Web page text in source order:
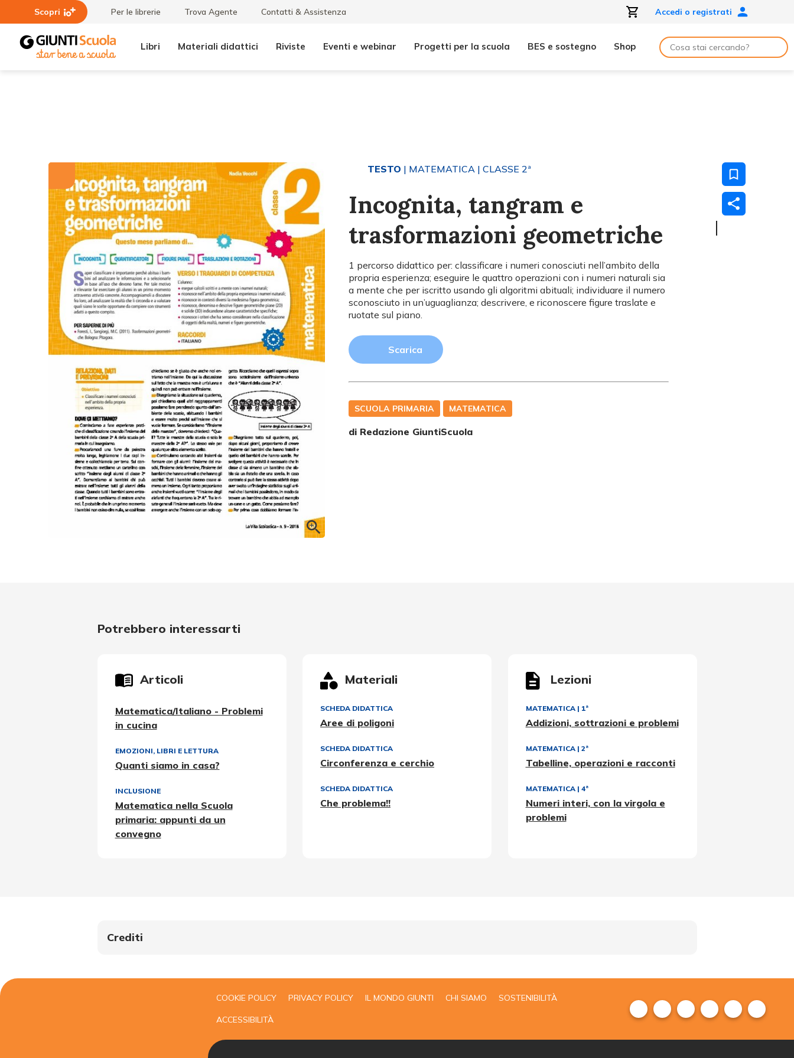
Scopri Per le librerie Trova Agente Contatti & Assistenza Accedi o registrati
Libri Materiali didattici Riviste Eventi e webinar Progetti per la scuola BES e sostegno Shop
TESTO | MATEMATICA | CLASSE 2ª
Incognita, tangram e
trasformazioni geometriche
1 percorso didattico per: classificare i numeri conosciuti nell’ambito della
propria esperienza; eseguire le quattro operazioni con i numeri naturali sia
a mente che per iscritto usando gli algoritmi abituali; individuare il numero
sconosciuto in un’uguaglianza; descrivere, e riconoscere figure traslate e
ruotate sul piano.
Scarica
SCUOLA PRIMARIA MATEMATICA
di Redazione GiuntiScuola
Potrebbero interessarti
Articoli
Matematica/Italiano - Problemi
in cucina
EMOZIONI, LIBRI E LETTURA
Quanti siamo in casa?
INCLUSIONE
Matematica nella Scuola
primaria: appunti da un
convegno
Materiali
SCHEDA DIDATTICA
Aree di poligoni
SCHEDA DIDATTICA
Circonferenza e cerchio
SCHEDA DIDATTICA
Che problema!!
Lezioni
MATEMATICA| 1ª
Addizioni, sottrazioni e problemi
MATEMATICA| 2ª
Tabelline, operazioni e racconti
MATEMATICA| 4ª
Numeri interi, con la virgola e
problemi
Crediti
COOKIE POLICY PRIVACY POLICY IL MONDO GIUNTI CHI SIAMO SOSTENIBILITÀ
ACCESSIBILITÀ